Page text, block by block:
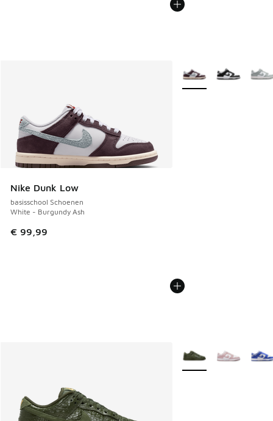
Nike Dunk Low
basisschool Schoenen
White - Burgundy Ash
€ 99,99
Meer kleuren
Meer kleuren